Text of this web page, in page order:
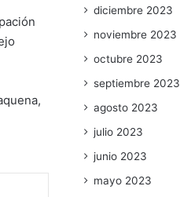
diciembre 2023
noviembre 2023
octubre 2023
septiembre 2023
agosto 2023
julio 2023
junio 2023
mayo 2023